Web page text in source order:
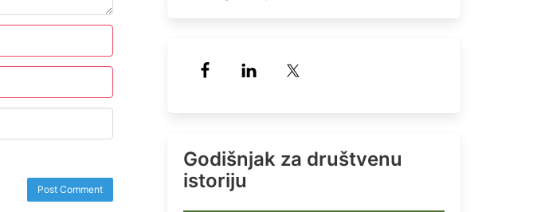
Godišnjak za društvenu
istoriju